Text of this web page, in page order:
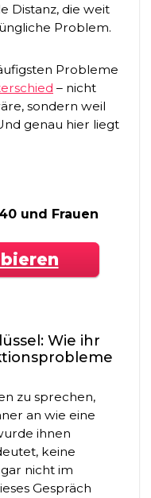
Distanz, die weit
Problem.
Probleme
– nicht
sondern weil
genau hier liegt
und Frauen
Wie ihr
zu sprechen,
an wie eine
ihnen
keine
nicht im
Gespräch